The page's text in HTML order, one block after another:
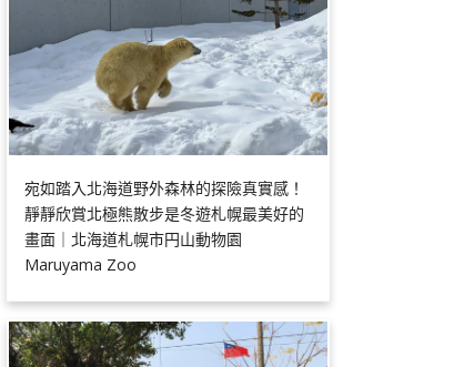
宛如踏入北海道野外森林的探險真實感！
靜靜欣賞北極熊散步是冬遊札幌最美好的
畫面｜北海道札幌市円山動物園
Maruyama Zoo